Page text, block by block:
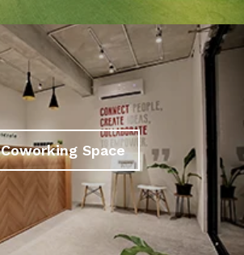
Coworking Space